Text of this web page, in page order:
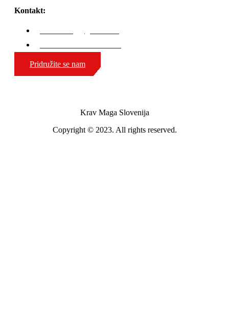
Kontakt:
Pridružite se nam
Krav Maga Slovenija
Copyright © 2023. All rights reserved.